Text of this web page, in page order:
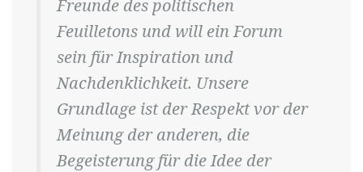
Freunde des politischen
Feuilletons und will ein Forum
sein für Inspiration und
Nachdenklichkeit. Unsere
Grundlage ist der Respekt vor der
Meinung der anderen, die
Begeisterung für die Idee der